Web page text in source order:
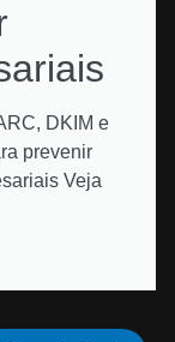
DKIM e
prevenir
Veja